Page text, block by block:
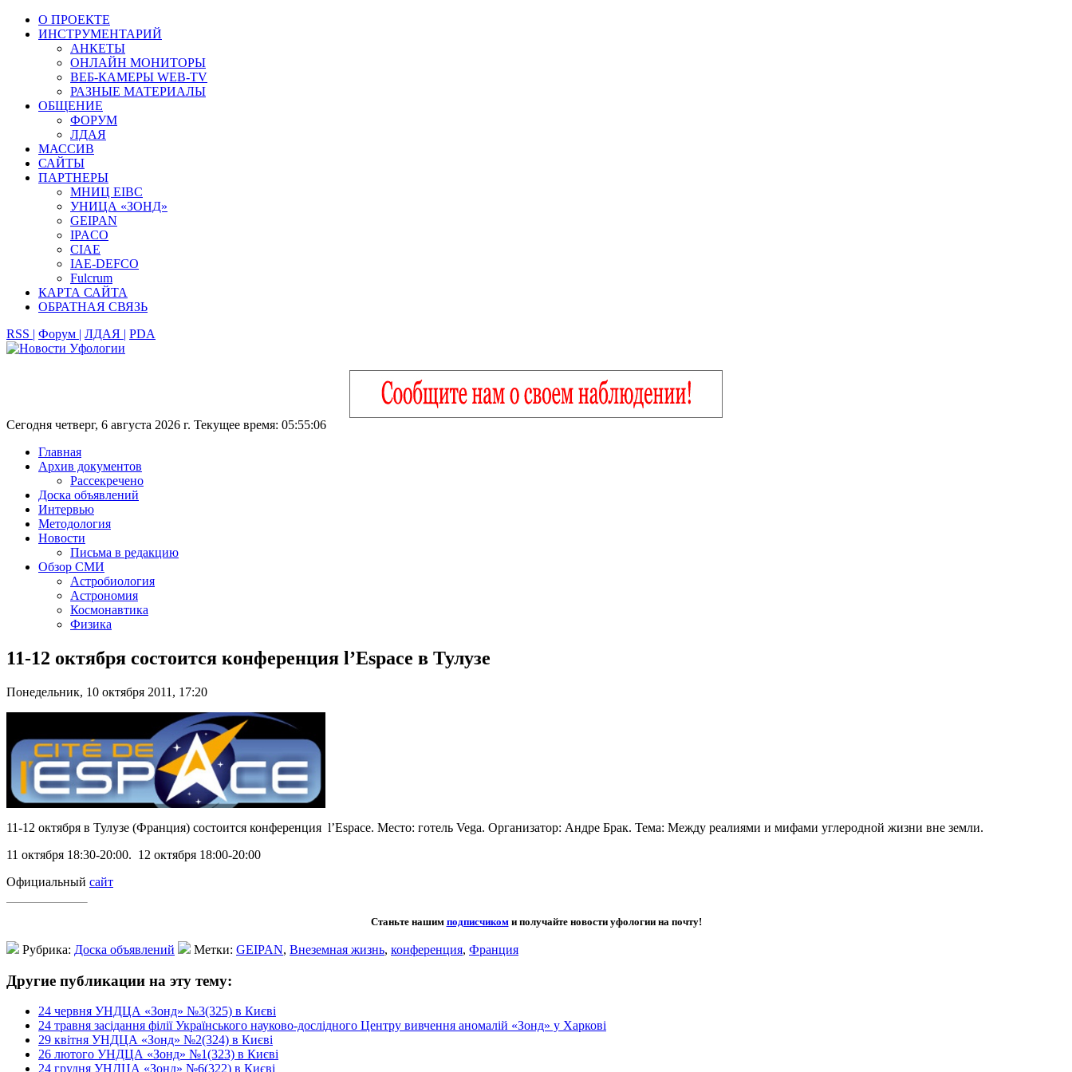
О ПРОЕКТЕ
ИНСТРУМЕНТАРИЙ
АНКЕТЫ
ОНЛАЙН МОНИТОРЫ
ВЕБ-КАМЕРЫ WEB-TV
РАЗНЫЕ МАТЕРИАЛЫ
ОБЩЕНИЕ
ФОРУМ
ЛДАЯ
МАССИВ
САЙТЫ
ПАРТНЕРЫ
МНИЦ EIBC
УНИЦА «ЗОНД»
GEIPAN
IPACO
CIAE
IAE-DEFCO
Fulcrum
КАРТА САЙТА
ОБРАТНАЯ СВЯЗЬ
RSS | Форум | ЛДАЯ | PDA
Сегодня четверг, 6 августа 2026 г. Текущее время: 05:55:07
Главная
Архив документов
Рассекречено
Доска объявлений
Интервью
Методология
Новости
Письма в редакцию
Обзор СМИ
Астробиология
Астрономия
Космонавтика
Физика
11-12 октября состоится конференция l’Espace в Тулузе
Понедельник, 10 октября 2011, 17:20
11-12 октября в Тулузе (Франция) состоится конференция l’Espace. Место: готель Vega. Организатор: Андре Брак. Тема: Между реалиями и мифами углеродной жизни вне земли.
11 октября 18:30-20:00. 12 октября 18:00-20:00
Официальный сайт
Станьте нашим подписчикоми получайте новости уфологии на почту!
Рубрика: Доска объявлений Метки: GEIPAN, Внеземная жизнь, конференция, Франция
Другие публикации на эту тему:
24 червня УНДЦА «Зонд» №3(325) в Києві
24 травня засідання філії Українського науково-дослідного Центру вивчення аномалій «Зонд» у Харкові
29 квітня УНДЦА «Зонд» №2(324) в Києві
26 лютого УНДЦА «Зонд» №1(323) в Києві
24 грудня УНДЦА «Зонд» №6(322) в Києві